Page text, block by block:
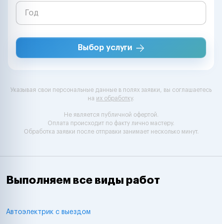
Выбор услуги
Указывая свои персональные данные в полях заявки, вы соглашаетесь
на их обработку.
Не является публичной офертой.
Оплата происходит по факту лично мастеру.
Обработка заявки после отправки занимает несколько минут.
Выполняем все виды работ
Автоэлектрик с выездом